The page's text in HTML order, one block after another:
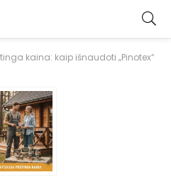
kaina: kaip išnaudoti „Pinotex“